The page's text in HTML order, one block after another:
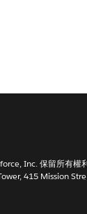
Inc. 保留所有權
415 Mission